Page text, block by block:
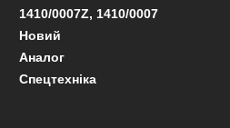
1410/0007Z, 1410/0007
Новий
Аналог
Спецтехніка